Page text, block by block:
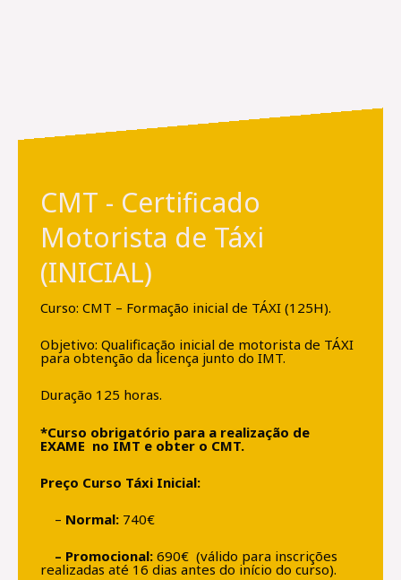
CMT - Certificado
Motorista de Táxi
(INICIAL)
Curso: CMT – Formação inicial de TÁXI (125H).
Objetivo: Qualificação inicial de motorista de TÁXI
para obtenção da licença junto do IMT.
Duração 125 horas.
*Curso obrigatório para a realização de
EXAME no IMT e obter o CMT.
Preço Curso Táxi Inicial:
– Normal: 740€
– Promocional: 690€ (válido para inscrições
realizadas até 16 dias antes do início do curso).